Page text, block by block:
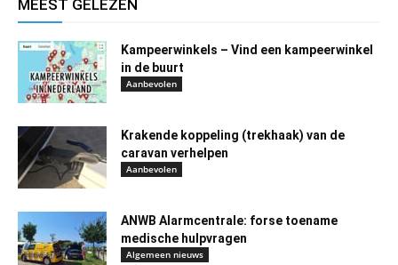
MEEST GELEZEN
Kampeerwinkels – Vind een kampeerwinkel
in de buurt
Aanbevolen
Krakende koppeling (trekhaak) van de
caravan verhelpen
Aanbevolen
ANWB Alarmcentrale: forse toename
medische hulpvragen
Algemeen nieuws